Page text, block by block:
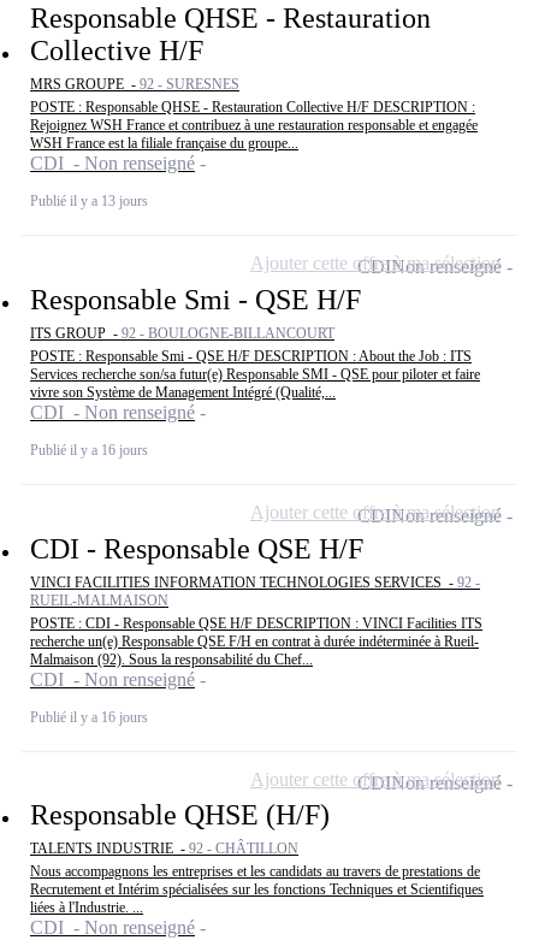
Responsable QHSE - Restauration
Collective H/F
MRS GROUPE - 92 - SURESNES
POSTE : Responsable QHSE - Restauration Collective H/F DESCRIPTION :
Rejoignez WSH France et contribuez à une restauration responsable et engagée
WSH France est la filiale française du groupe...
CDI - Non renseigné
Publié il y a 13 jours
Responsable Smi - QSE H/F
ITS GROUP - 92 - BOULOGNE-BILLANCOURT
POSTE : Responsable Smi - QSE H/F DESCRIPTION : About the Job : ITS
Services recherche son/sa futur(e) Responsable SMI - QSE pour piloter et faire
vivre son Système de Management Intégré (Qualité,...
CDI - Non renseigné
Publié il y a 16 jours
CDINon renseigné
Ajouter cette offre à ma sélection
CDI - Responsable QSE H/F
VINCI FACILITIES INFORMATION TECHNOLOGIES SERVICES - 92 -
RUEIL-MALMAISON
POSTE : CDI - Responsable QSE H/F DESCRIPTION : VINCI Facilities ITS
recherche un(e) Responsable QSE F/H en contrat à durée indéterminée à Rueil-
Malmaison (92). Sous la responsabilité du Chef...
CDI - Non renseigné
Publié il y a 16 jours
CDINon renseigné
Ajouter cette offre à ma sélection
Responsable QHSE (H/F)
TALENTS INDUSTRIE - 92 - CHÂTILLON
Nous accompagnons les entreprises et les candidats au travers de prestations de
Recrutement et Intérim spécialisées sur les fonctions Techniques et Scientifiques
liées à l'Industrie. ...
CDI - Non renseigné
CDINon renseigné
Ajouter cette offre à ma sélection